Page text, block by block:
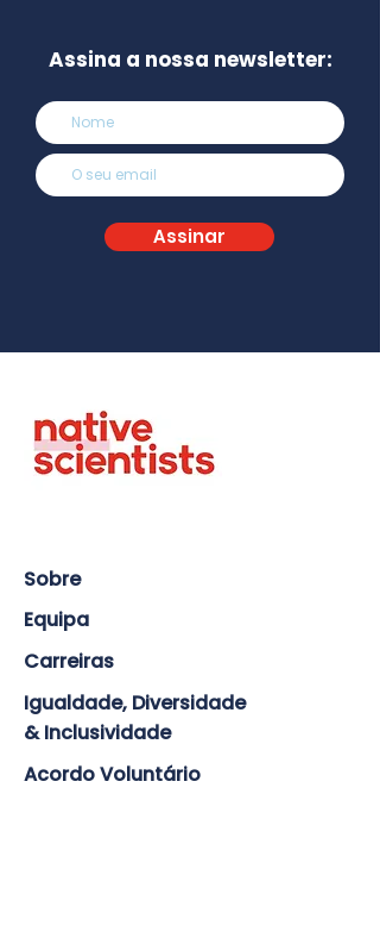
Assina a nossa newsletter:
Assinar
Sobre
Equipa
Carreiras
Igualdade, Diversidade
& Inclusividade
Acordo Voluntário